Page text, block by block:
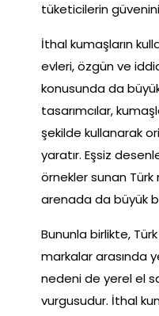
tüketicilerin güvenini
İthal kumaşların
evleri, özgün ve
konusunda da
tasarımcılar,
şekilde kullanarak
yaratır. Eşsiz
örnekler sunan Türk
arenada da büyük
Bununla birlikte,
markalar arasında
nedeni de yerel el
vurgusudur. İthal